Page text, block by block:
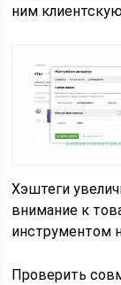
ним
Хэштеги
внимание к
инструментом
Проверить